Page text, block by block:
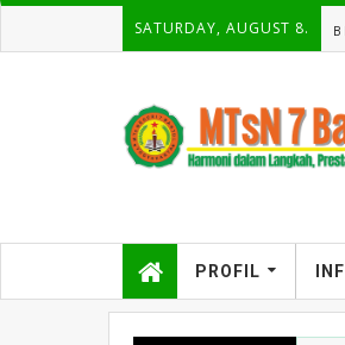
SATURDAY, AUGUST 8.
PROFIL